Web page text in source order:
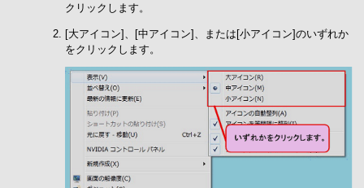
クリックします。
[大アイコン]、[中アイコン]、または[小アイコン]のいずれか
をクリックします。